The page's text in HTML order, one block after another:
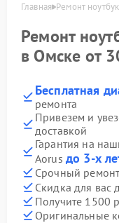
Главная Ремонт
Ремонт
в Омске от
Бесплатная
ремонта
Привезем и
доставкой
Гарантия на
Aorus до 3-х
Срочный
Скидка для вас
Получите 1500
Оригинальные